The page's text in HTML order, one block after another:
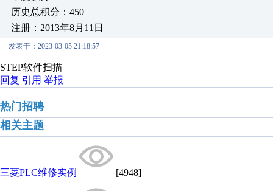
历史总积分：450
注册：2013年8月11日
发表于：2023-03-05 21:18:57
STEP软件扫描
回复 引用 举报
热门招聘
相关主题
三菱PLC维修实例 [4948]